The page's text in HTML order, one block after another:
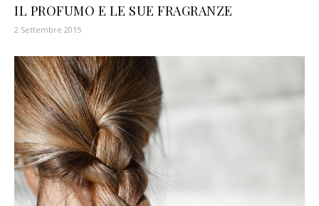
IL PROFUMO E LE SUE FRAGRANZE
2 Settembre 2015